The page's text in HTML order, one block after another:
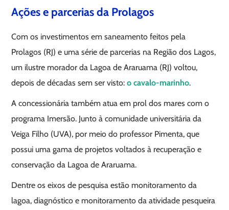
Ações e parcerias da Prolagos
Com os investimentos em saneamento feitos pela
Prolagos (RJ) e uma série de parcerias na Região dos Lagos,
um ilustre morador da Lagoa de Araruama (RJ) voltou,
depois de décadas sem ser visto:o cavalo-marinho.
A concessionária também atua em prol dos mares com o
programa Imersão. Junto à comunidade universitária da
Veiga Filho (UVA), por meio do professor Pimenta, que
possui uma gama de projetos voltados à recuperação e
conservação da Lagoa de Araruama.
Dentre os eixos de pesquisa estão monitoramento da
lagoa, diagnóstico e monitoramento da atividade pesqueira